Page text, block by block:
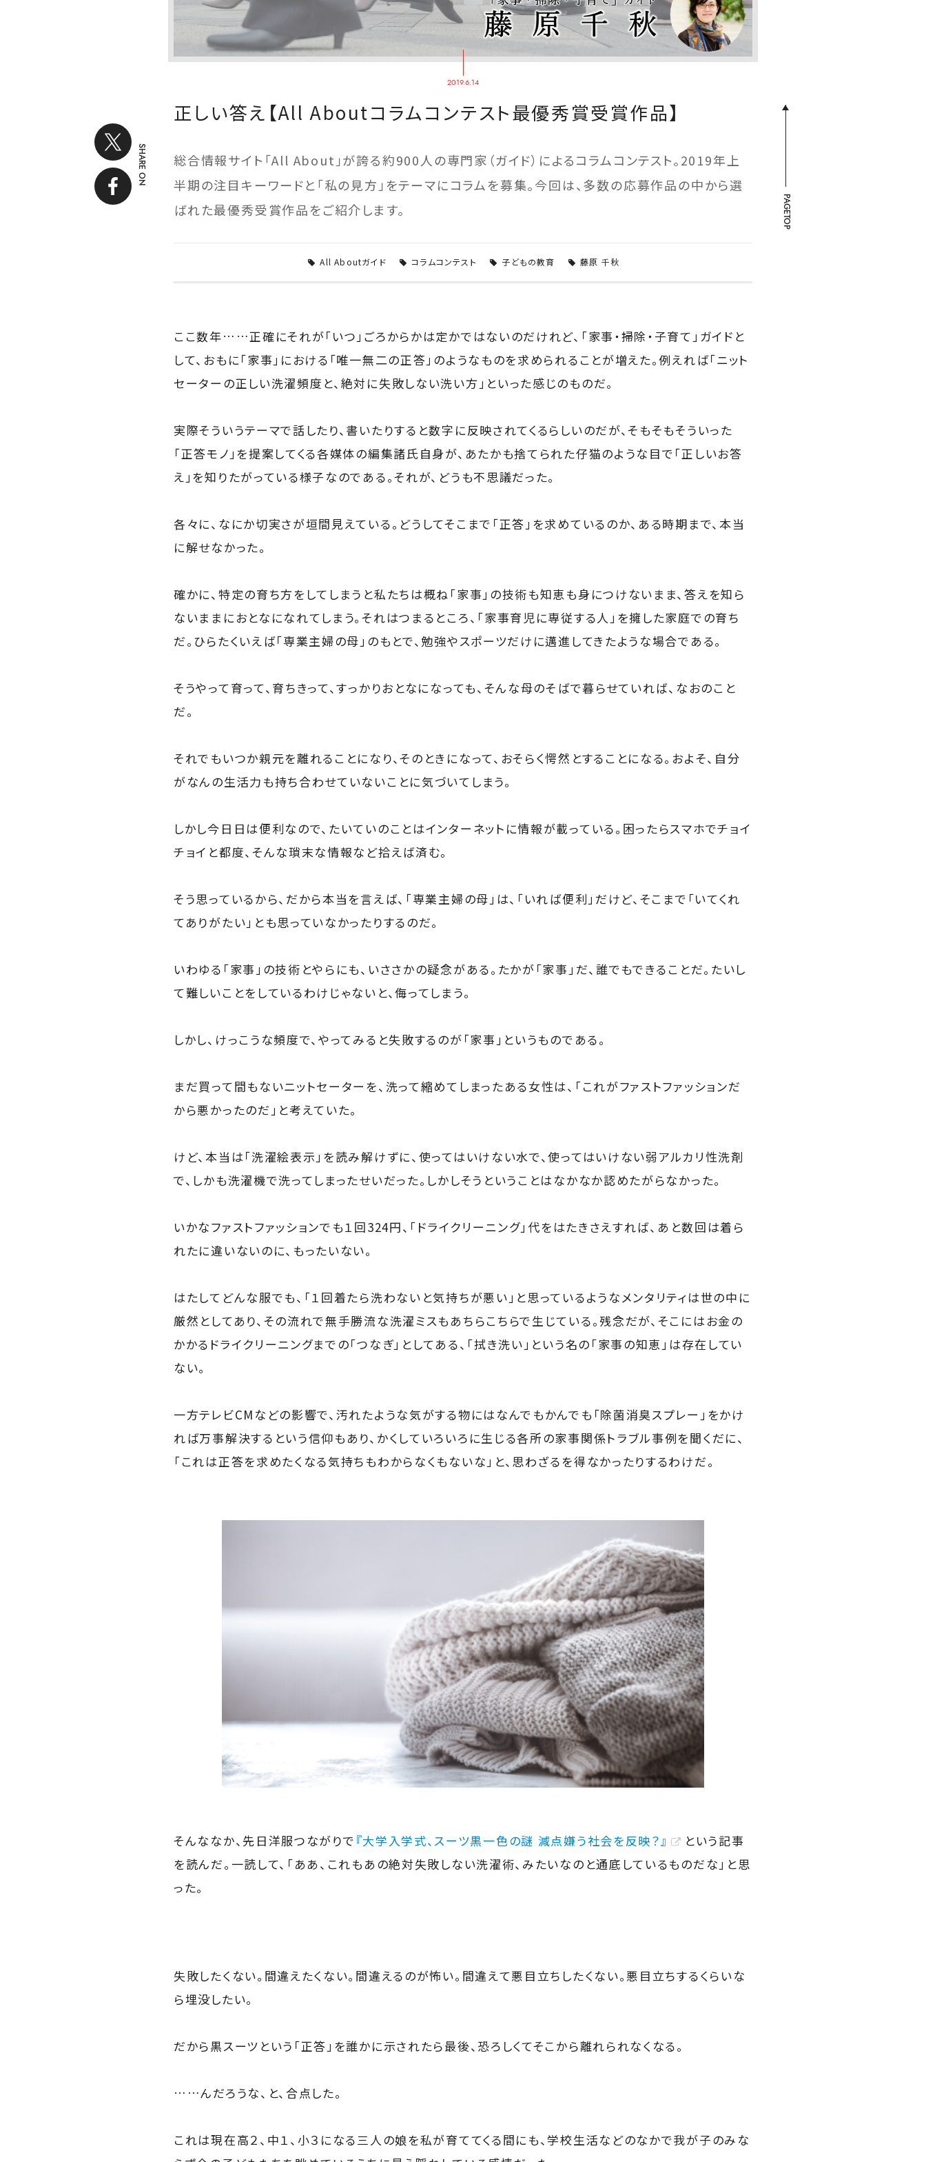
2019.6.14
SHARE ON
正しい答え【All Aboutコラムコンテスト最優秀賞受賞作品】
総合情報サイト「All About」が誇る約900人の専門家（ガイド）によるコラムコンテスト。2019年上
半期の注目キーワードと「私の見方」をテーマにコラムを募集。今回は、多数の応募作品の中から選
ばれた最優秀受賞作品をご紹介します。
All Aboutガイド コラムコンテスト 子どもの教育 藤原 千秋
ここ数年……正確にそれが「いつ」ごろからかは定かではないのだけれど、「家事・掃除・子育て」ガイドと
して、おもに「家事」における「唯一無二の正答」のようなものを求められることが増えた。例えれば「ニット
セーターの正しい洗濯頻度と、絶対に失敗しない洗い方」といった感じのものだ。
実際そういうテーマで話したり、書いたりすると数字に反映されてくるらしいのだが、そもそもそういった
「正答モノ」を提案してくる各媒体の編集諸氏自身が、あたかも捨てられた仔猫のような目で「正しいお答
え」を知りたがっている様子なのである。それが、どうも不思議だった。
各々に、なにか切実さが垣間見えている。どうしてそこまで「正答」を求めているのか、ある時期まで、本当
に解せなかった。
確かに、特定の育ち方をしてしまうと私たちは概ね「家事」の技術も知恵も身につけないまま、答えを知ら
ないままにおとなになれてしまう。それはつまるところ、「家事育児に専従する人」を擁した家庭での育ち
だ。ひらたくいえば「専業主婦の母」のもとで、勉強やスポーツだけに邁進してきたような場合である。
そうやって育って、育ちきって、すっかりおとなになっても、そんな母のそばで暮らせていれば、なおのこと
だ。
それでもいつか親元を離れることになり、そのときになって、おそらく愕然とすることになる。およそ、自分
がなんの生活力も持ち合わせていないことに気づいてしまう。
しかし今日日は便利なので、たいていのことはインターネットに情報が載っている。困ったらスマホでチョイ
チョイと都度、そんな瑣末な情報など拾えば済む。
そう思っているから、だから本当を言えば、「専業主婦の母」は、「いれば便利」だけど、そこまで「いてくれ
てありがたい」とも思っていなかったりするのだ。
いわゆる「家事」の技術とやらにも、いささかの疑念がある。たかが「家事」だ、誰でもできることだ。たいし
て難しいことをしているわけじゃないと、侮ってしまう。
しかし、けっこうな頻度で、やってみると失敗するのが「家事」というものである。
まだ買って間もないニットセーターを、洗って縮めてしまったある女性は、「これがファストファッションだ
から悪かったのだ」と考えていた。
けど、本当は「洗濯絵表示」を読み解けずに、使ってはいけない水で、使ってはいけない弱アルカリ性洗剤
で、しかも洗濯機で洗ってしまったせいだった。しかしそうということはなかなか認めたがらなかった。
いかなファストファッションでも１回324円、「ドライクリーニング」代をはたきさえすれば、あと数回は着ら
れたに違いないのに、もったいない。
はたしてどんな服でも、「１回着たら洗わないと気持ちが悪い」と思っているようなメンタリティは世の中に
厳然としてあり、その流れで無手勝流な洗濯ミスもあちらこちらで生じている。残念だが、そこにはお金の
かかるドライクリーニングまでの「つなぎ」としてある、「拭き洗い」という名の「家事の知恵」は存在してい
ない。
一方テレビCMなどの影響で、汚れたような気がする物にはなんでもかんでも「除菌消臭スプレー」をかけ
れば万事解決するという信仰もあり、かくしていろいろに生じる各所の家事関係トラブル事例を聞くだに、
「これは正答を求めたくなる気持ちもわからなくもないな」と、思わざるを得なかったりするわけだ。
そんななか、先日洋服つながりで 『大学入学式、スーツ黒一色の謎 減点嫌う社会を反映？』
という記事
を読んだ。一読して、「ああ、これもあの絶対失敗しない洗濯術、みたいなのと通底しているものだな」と思
った。
失敗したくない。間違えたくない。間違えるのが怖い。間違えて悪目立ちしたくない。悪目立ちするくらいな
ら埋没したい。
だから黒スーツという「正答」を誰かに示されたら最後、恐ろしくてそこから離れられなくなる。
……んだろうな、と、合点した。
これは現在高２、中１、小３になる三人の娘を私が育ててくる間にも、学校生活などのなかで我が子のみな
PAGETOP